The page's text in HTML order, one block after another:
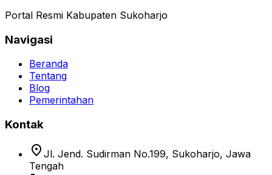
Portal Resmi Kabupaten Sukoharjo
Navigasi
Beranda
Tentang
Blog
Pemerintahan
Kontak
location_on Jl. Jend. Sudirman No.199, Sukoharjo, Jawa
Tengah